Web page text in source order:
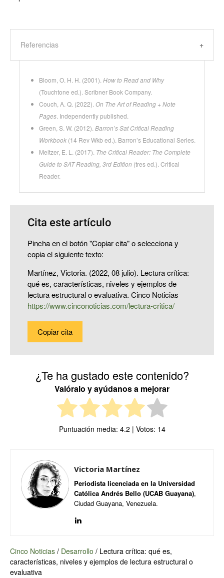
Referencias
Bloom, O. H. H. (2001). How to Read and Why
(Touchtone ed.). Scribner Book Company.
Couch, A. Q. (2022). On The Art of Reading + Note
Pages . Independently published.
Green, S. W. (2012). Barron’s Sat Critical Reading
Workbook (14 Rev Wkb ed.). Barron’s Educational Series.
Meltzer, E. L. (2017). The Critical Reader: The Complete
Guide to SAT Reading, 3rd Edition (tres ed.). Critical
Reader.
Cita este artículo
Pincha en el botón "Copiar cita" o selecciona y
copia el siguiente texto:
Martínez, Victoria. (2022, 08 julio). Lectura crítica:
qué es, características, niveles y ejemplos de
lectura estructural o evaluativa. Cinco Noticias
https://www.cinconoticias.com/lectura-critica/
Copiar cita
¿Te ha gustado este contenido?
Valóralo y ayúdanos a mejorar
Puntuación media: 4.2 | Votos: 14
Victoria Martínez
Periodista licenciada en la Universidad
Católica Andrés Bello (UCAB Guayana),
Ciudad Guayana, Venezuela.
Cinco Noticias / Desarrollo / Lectura crítica: qué es,
características, niveles y ejemplos de lectura estructural o
evaluativa